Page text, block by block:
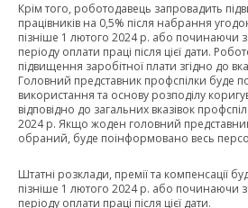
Крім того, роботодавець запровадить
працівників на 0,5% після набрання
пізніше 1 лютого 2024 р. або починаючи з
періоду оплати праці після цієї дати.
підвищення заробітної плати згідно до
Головний представник профспілки буде
використання та основу розподілу
відповідно до загальних вказівок
2024 р. Якщо жоден головний
обраний, буде поінформовано весь
Штатні розклади, премії та компенсації
пізніше 1 лютого 2024 р. або починаючи з
періоду оплати праці після цієї дати.